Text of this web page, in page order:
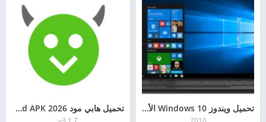
تحميل ويندوز Windows 10 الأصلي ISO مجانًا برابط مباشر تحميل هابي مود HappyMod APK 2026 للأندرويد ألعاب وتطبيقات